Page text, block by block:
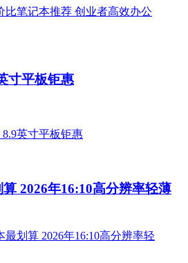
寸平板钜惠
2026年16:10高分辨率轻薄